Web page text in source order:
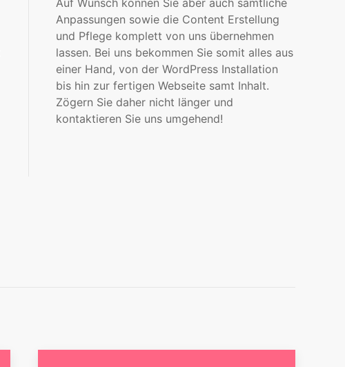
Auf Wunsch können Sie aber auch sämtliche
Anpassungen sowie die Content Erstellung
und Pflege komplett von uns übernehmen
lassen. Bei uns bekommen Sie somit alles aus
einer Hand, von der WordPress Installation
bis hin zur fertigen Webseite samt Inhalt.
Zögern Sie daher nicht länger und
kontaktieren Sie uns umgehend!